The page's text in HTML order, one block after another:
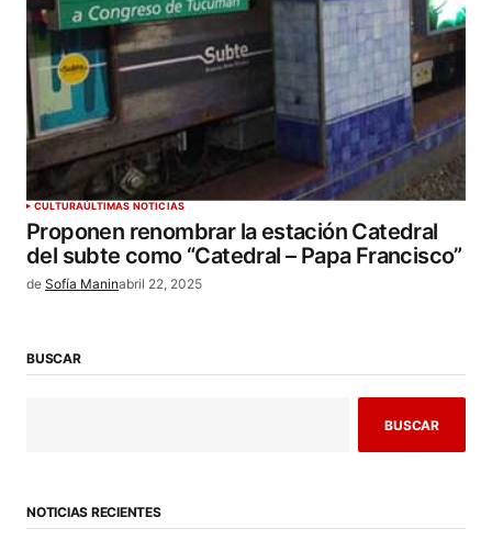
CULTURAÚLTIMAS NOTICIAS
Proponen renombrar la estación Catedral
del subte como “Catedral – Papa Francisco”
de Sofía Maninabril 22, 2025
BUSCAR
BUSCAR
NOTICIAS RECIENTES